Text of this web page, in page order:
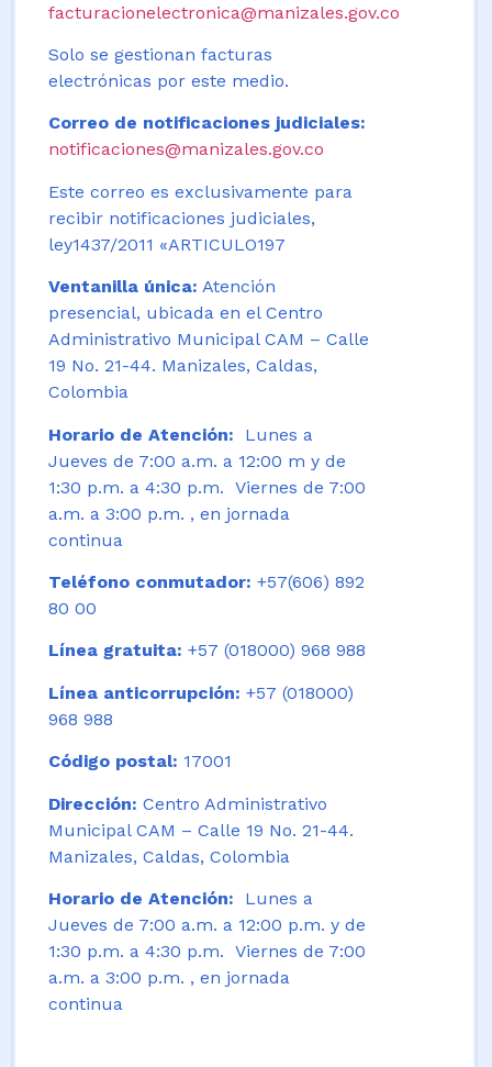
facturacionelectronica@manizales.gov.co
Solo se gestionan facturas
electrónicas por este medio.
Correo de notificaciones judiciales:
notificaciones@manizales.gov.co
Este correo es exclusivamente para
recibir notificaciones judiciales,
ley1437/2011 «ARTICULO197
Ventanilla única: Atención
presencial, ubicada en el Centro
Administrativo Municipal CAM – Calle
19 No. 21-44. Manizales, Caldas,
Colombia
Horario de Atención:
Lunes a
Jueves de 7:00 a.m. a 12:00 m y de
1:30 p.m. a 4:30 p.m. Viernes de 7:00
a.m. a 3:00 p.m. , en jornada
continua
Teléfono conmutador: +57(606) 892
80 00
Línea gratuita: +57 (018000) 968 988
Línea anticorrupción: +57 (018000)
968 988
Código postal: 17001
Dirección: Centro Administrativo
Municipal CAM – Calle 19 No. 21-44.
Manizales, Caldas, Colombia
Horario de Atención: Lunes a
Jueves de 7:00 a.m. a 12:00 p.m. y de
1:30 p.m. a 4:30 p.m. Viernes de 7:00
a.m. a 3:00 p.m. , en jornada
continua